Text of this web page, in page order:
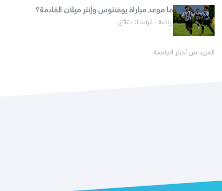
ما موعد مباراة يوفنتوس وإنتر ميلان القادمة؟
رياضة · قراءة 3 دقائق
المزيد من أخبار الجامعة